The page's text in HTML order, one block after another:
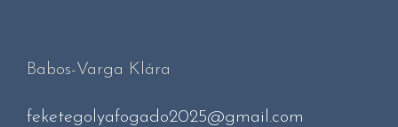
Babos-Varga Klára
feketegolyafogado2025@gmail.com